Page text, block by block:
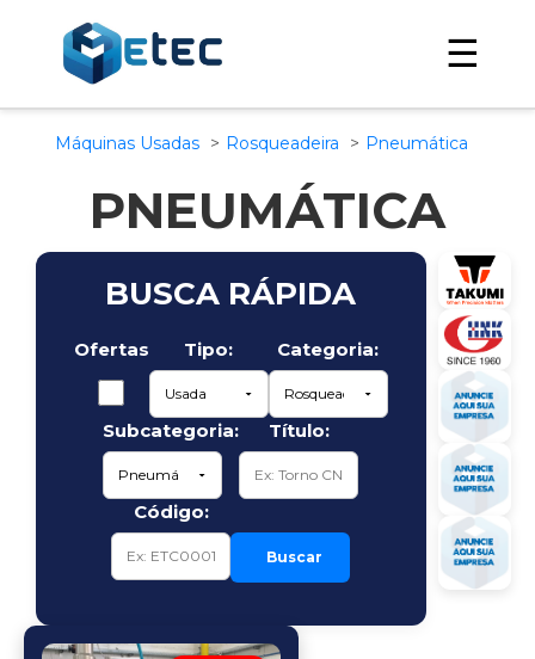
☰
Máquinas Usadas Rosqueadeira Pneumática
PNEUMÁTICA
BUSCA RÁPIDA
Ofertas Tipo: Categoria:
Subcategoria: Título:
Código:
Buscar